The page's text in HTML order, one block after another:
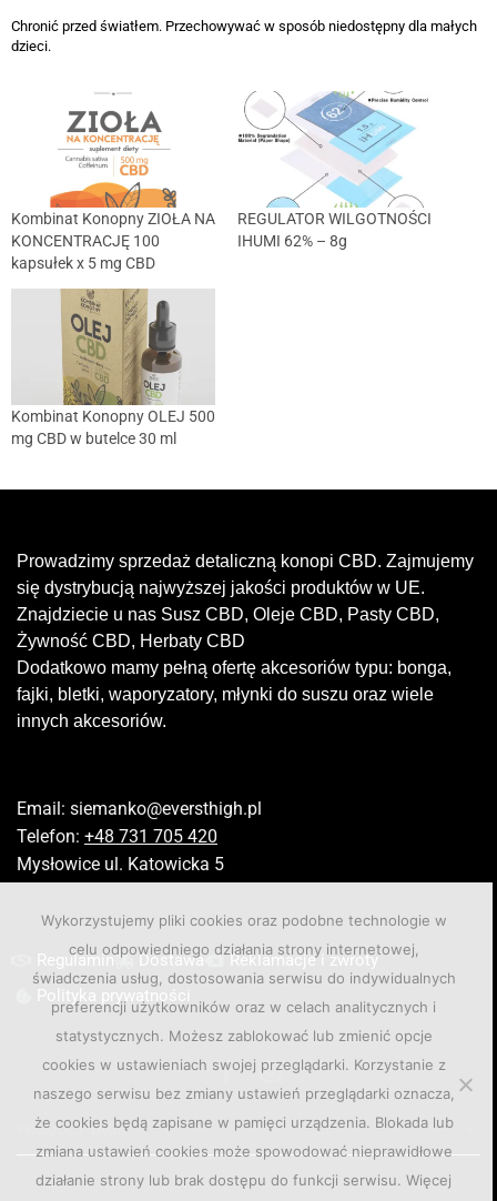
Chronić przed światłem. Przechowywać w sposób niedostępny dla małych
dzieci.
Kombinat Konopny ZIOŁA NA
KONCENTRACJĘ 100
kapsułek x 5 mg CBD
REGULATOR WILGOTNOŚCI
IHUMI 62% – 8g
Kombinat Konopny OLEJ 500
mg CBD w butelce 30 ml
Prowadzimy sprzedaż detaliczną konopi CBD. Zajmujemy
się dystrybucją najwyższej jakości produktów w UE.
Znajdziecie u nas Susz CBD, Oleje CBD, Pasty CBD,
Żywność CBD, Herbaty CBD
Dodatkowo mamy pełną ofertę akcesoriów typu: bonga,
fajki, bletki, waporyzatory, młynki do suszu oraz wiele
innych akcesoriów.
Email: siemanko@eversthigh.pl
Telefon: +48 731 705 420
Mysłowice ul. Katowicka 5
Regulamin Dostawa
Reklamacje i zwroty
Polityka prywatności
PRODUCT TAGS
Wykorzystujemy pliki cookies oraz podobne technologie w
celu odpowiedniego działania strony internetowej,
świadczenia usług, dostosowania serwisu do indywidualnych
preferencji użytkowników oraz w celach analitycznych i
statystycznych. Możesz zablokować lub zmienić opcje
cookies w ustawieniach swojej przeglądarki. Korzystanie z
naszego serwisu bez zmiany ustawień przeglądarki oznacza,
że cookies będą zapisane w pamięci urządzenia. Blokada lub
zmiana ustawień cookies może spowodować nieprawidłowe
działanie strony lub brak dostępu do funkcji serwisu. Więcej